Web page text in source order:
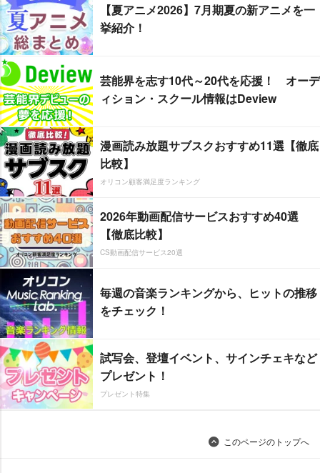
【夏アニメ2026】7月期夏の新アニメを一
挙紹介！
芸能界を志す10代～20代を応援！ オーデ
ィション・スクール情報はDeview
漫画読み放題サブスクおすすめ11選【徹底
比較】
オリコン顧客満足度ランキング
2026年動画配信サービスおすすめ40選
【徹底比較】
CS動画配信サービス20選
毎週の音楽ランキングから、ヒットの推移
をチェック！
試写会、登壇イベント、サインチェキなど
プレゼント！
プレゼント特集
このページのトップへ